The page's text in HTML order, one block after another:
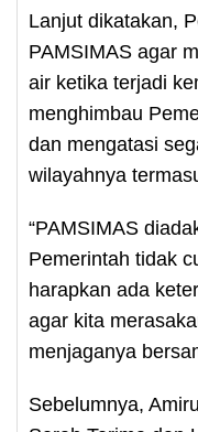
Lanjut dikatakan,
PAMSIMAS agar
air ketika terjadi
menghimbau
dan mengatasi
wilayahnya
“PAMSIMAS
Pemerintah tidak
harapkan ada
agar kita
menjaganya
Sebelumnya,